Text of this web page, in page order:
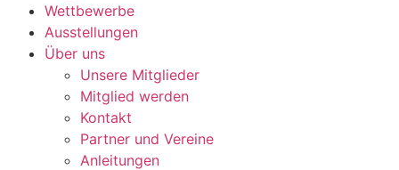
Wettbewerbe
Ausstellungen
Über uns
Unsere Mitglieder
Mitglied werden
Kontakt
Partner und Vereine
Anleitungen